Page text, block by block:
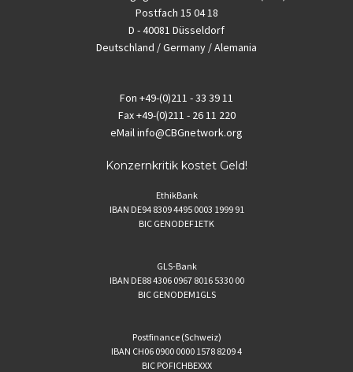
Postfach 15 04 18
D - 40081 Düsseldorf
Deutschland / Germany / Alemania
Fon +49-(0)211 - 33 39 11
Fax+49-(0)211 - 26 11 220
eMailinfo@CBGnetwork.org
Konzernkritik kostet Geld!
EthikBank
IBAN DE94 8309 4495 0003 1999 91
BIC GENODEF1ETK
GLS-Bank
IBAN DE88 4306 0967 8016 5330 00
BIC GENODEM1GLS
Postfinance (Schweiz)
IBAN CH06 0900 0000 1578 8209 4
BIC POFICHBEXXX